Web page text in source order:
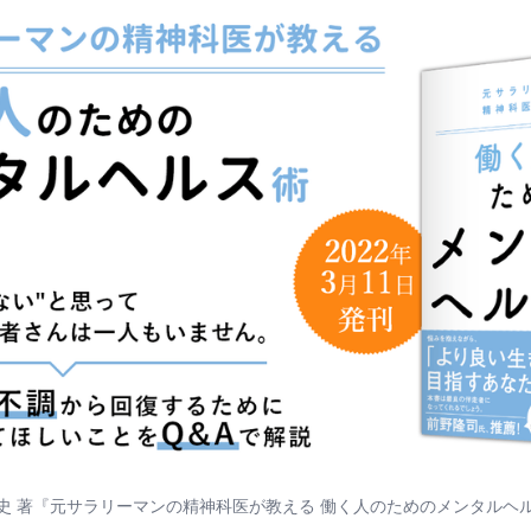
著『元サラリーマンの精神科医が教える 働く人のためのメンタルヘ